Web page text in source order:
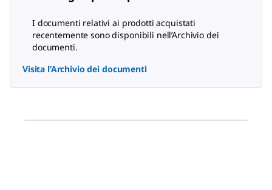
I documenti relativi ai prodotti acquistati
recentemente sono disponibili nell’Archivio dei
documenti.
Visita l’Archivio dei documenti